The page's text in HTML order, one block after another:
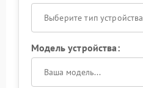
Выберите тип устройства
Модель устройства: